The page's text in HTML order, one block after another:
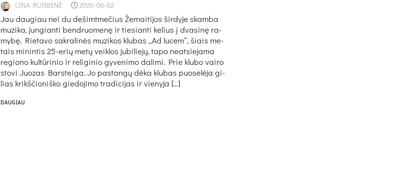
LINA RUIBIENĖ 2026-06-02
Jau dau­giau nei du de­šimt­me­čius Že­mai­ti­jos šir­dy­je skam­ba
mu­zi­ka, jun­gian­ti bend­ruo­me­nę ir tie­sian­ti ke­lius į dva­si­nę ra­
my­bę. Rie­ta­vo sak­ra­li­nės mu­zi­kos klu­bas „Ad lu­cem“, šiais me­
tais mi­nin­tis 25-erių me­tų veik­los ju­bi­lie­jų, ta­po neat­sie­ja­ma
re­gio­no kul­tū­ri­nio ir re­li­gi­nio gy­ve­ni­mo da­li­mi. Prie klu­bo vai­ro
sto­vi Juo­zas Bars­tei­ga. Jo pa­stan­gų dė­ka klu­bas puo­se­lė­ja gi­
lias krikš­čio­niš­ko gie­do­ji­mo tra­di­ci­jas ir vie­ny­ja […]
DAUGIAU